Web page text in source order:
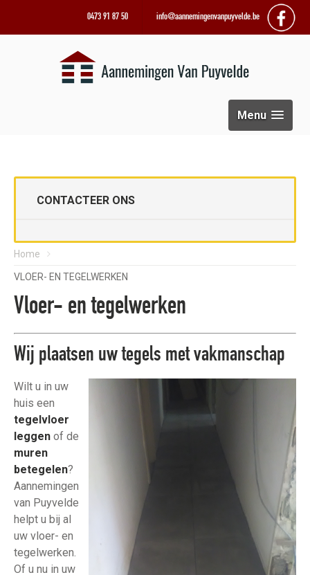
0473 91 87 50 info@aannemingenvanpuyvelde.be
Menu
CONTACTEER ONS
Home
VLOER- EN TEGELWERKEN
Vloer- en tegelwerken
Wij plaatsen uw tegels met vakmanschap
Wilt u in uw
huis een
tegelvloer
leggen of de
muren
betegelen?
Aannemingen
van Puyvelde
helpt u bij al
uw vloer- en
tegelwerken.
Of u nu in uw